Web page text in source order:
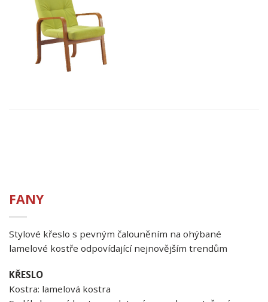
FANY
Stylové křeslo s pevným čalouněním na ohýbané
lamelové kostře odpovídající nejnovějším trendům
KŘESLO
Kostra: lamelová kostra